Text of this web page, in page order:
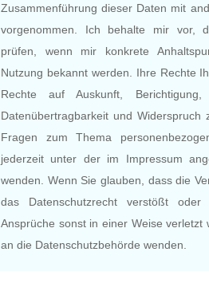
Zusammenführung dieser Daten mit
vorgenommen. Ich behalte mir vor,
prüfen, wenn mir konkrete
Nutzung bekannt werden. Ihre Rechte
Rechte auf Auskunft, Berichtigung,
Datenübertragbarkeit und Widerspruch
Fragen zum Thema
jederzeit unter der im Impressum
wenden. Wenn Sie glauben, dass die
das Datenschutzrecht verstößt oder
Ansprüche sonst in einer Weise verletzt
an die Datenschutzbehörde wenden.